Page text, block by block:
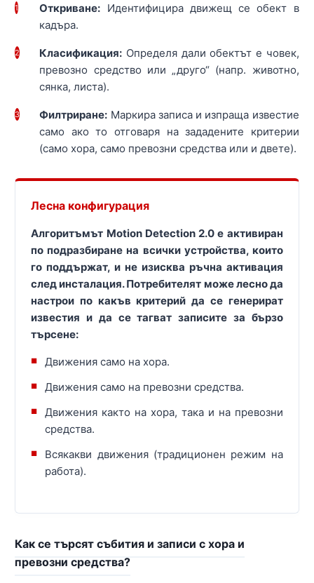
1 Откриване: Идентифицира движещ се обект в
кадъра.
2 Класификация: Определя дали обектът е човек,
превозно средство или „друго“ (напр. животно,
сянка, листа).
3 Филтриране: Маркира записа и изпраща известие
само ако то отговаря на зададените критерии
(само хора, само превозни средства или и двете).
Лесна конфигурация
Алгоритъмът Motion Detection 2.0 е активиран
по подразбиране на всички устройства, които
го поддържат, и не изисква ръчна активация
след инсталация. Потребителят може лесно да
настрои по какъв критерий да се генерират
известия и да се тагват записите за бързо
търсене:
Движения само на хора.
Движения само на превозни средства.
Движения както на хора, така и на превозни
средства.
Всякакви движения (традиционен режим на
работа).
Как се търсят събития и записи с хора и
превозни средства?